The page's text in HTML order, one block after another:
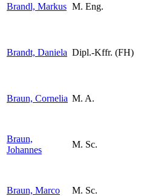
Brandl, Markus M. Eng.
Brandt, Daniela Dipl.-Kffr. (FH)
Braun, Cornelia M. A.
Braun,
Johannes
M. Sc.
Braun, Marco M. Sc.